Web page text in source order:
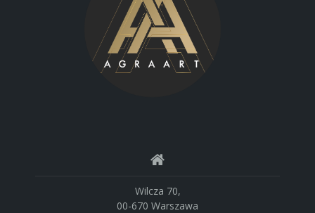
Wilcza 70,
00-670 Warszawa